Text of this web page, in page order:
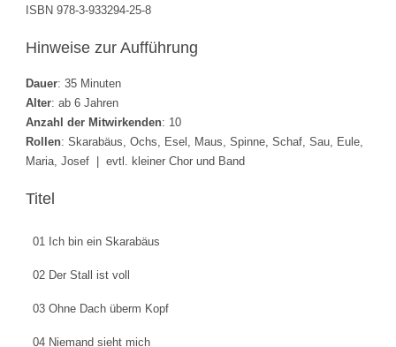
ISBN 978-3-933294-25-8
Hinweise zur Aufführung
Dauer: 35 Minuten
Alter: ab 6 Jahren
Anzahl der Mitwirkenden: 10
Rollen: Skarabäus, Ochs, Esel, Maus, Spinne, Schaf, Sau, Eule,
Maria, Josef | evtl. kleiner Chor und Band
Titel
01 Ich bin ein Skarabäus
02 Der Stall ist voll
03 Ohne Dach überm Kopf
04 Niemand sieht mich